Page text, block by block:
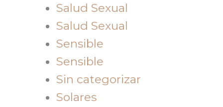
Salud Sexual
Salud Sexual
Sensible
Sensible
Sin categorizar
Solares